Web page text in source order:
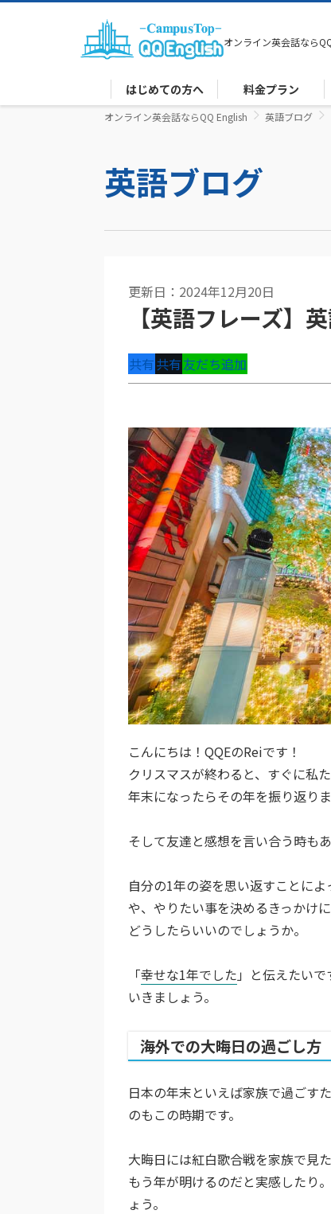
オンライン英会話なら
はじめての方へ 料金プラン
オンライン英会話ならQQ English 英語ブログ
英語ブログ
更新日：2024年12月20日
【英語フレーズ】
共有共有友だち追加
こんにちは！QQEのReiです！
クリスマスが終わると、すぐに私
年末になったらその年を振り返りま
そして友達と感想を言い合う時も
自分の1年の姿を思い返すことに
や、やりたい事を決めるきっかけ
どうしたらいいのでしょうか。
「幸せな1年でした 」と伝えたい
いきましょう。
海外での大晦日の過ごし方
日本の年末といえば家族で過ごす
のもこの時期です。
大晦日には紅白歌合戦を家族で見
もう年が明けるのだと実感したり
ょう。